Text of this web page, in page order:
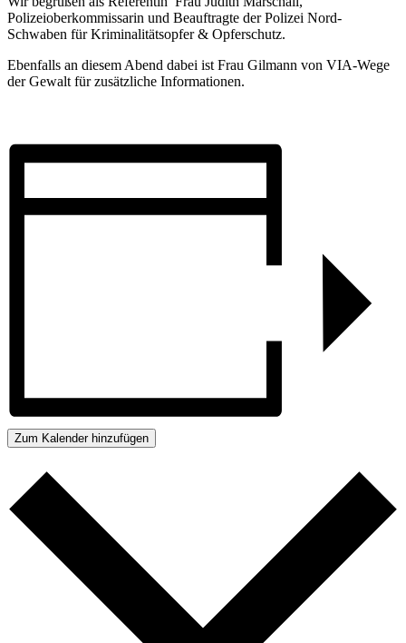
Polizeioberkommissarin und Beauftragte der Polizei Nord-
Schwaben für Kriminalitätsopfer & Opferschutz.
Ebenfalls an diesem Abend dabei ist Frau Gilmann von VIA-Wege
der Gewalt für zusätzliche Informationen.
Zum Kalender hinzufügen